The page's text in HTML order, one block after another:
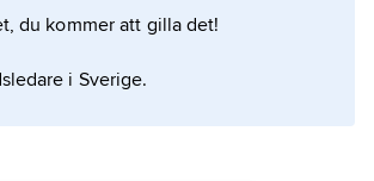
du kommer att gilla det!
i Sverige.